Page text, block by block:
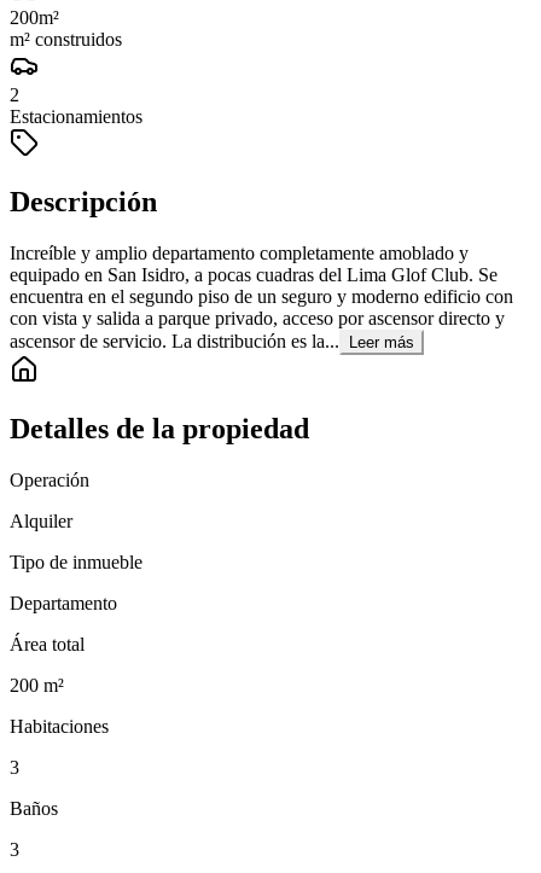
200m²
m² construidos
2
Estacionamientos
Descripción
Increíble y amplio departamento completamente amoblado y
equipado en San Isidro, a pocas cuadras del Lima Glof Club. Se
encuentra en el segundo piso de un seguro y moderno edificio con
con vista y salida a parque privado, acceso por ascensor directo y
ascensor de servicio. La distribución es la...
Leer más
Detalles de la propiedad
Operación
Alquiler
Tipo de inmueble
Departamento
Área total
200 m²
Habitaciones
3
Baños
3